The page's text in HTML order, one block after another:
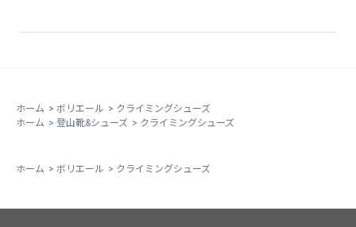
部分にしっかり堅さがあり粒にもしっかり乗れます。ボ
すごく気に入ってるシューズです。
め、しっかり止まらないことと(足のボリュームにもより
ホーム > ボリエール > クライミングシューズ
ホーム > 登山靴&シューズ > クライミングシューズ
ホーム > ボリエール > クライミングシューズ